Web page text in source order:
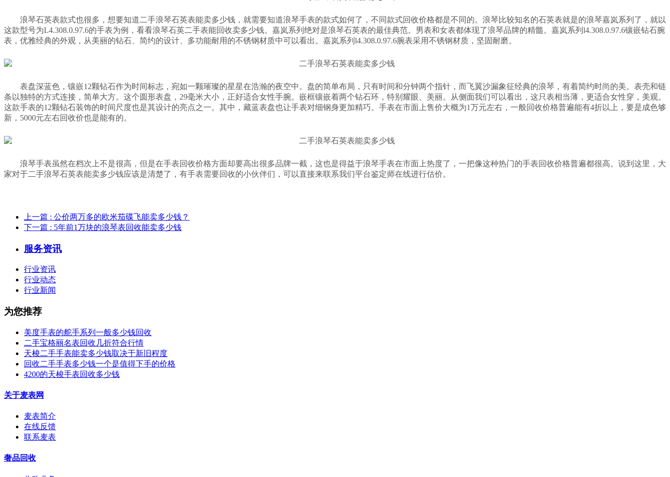
浪琴石英表款式也很多，想要知道二手浪琴石英表能卖多少钱，就需要知道浪琴手表的款式如何了，不同款式回收价格都是不同的。浪琴比较知名的石英表就是的浪琴嘉岚系列了，就以
这款型号为L4.308.0.97.6的手表为例，看看浪琴石英二手表能回收卖多少钱。嘉岚系列绝对是浪琴石英表的最佳典范。男表和女表都体现了浪琴品牌的精髓。嘉岚系列l4.308.0.97.6镶嵌钻石腕
表，优雅经典的外观，从美丽的钻石、简约的设计、多功能耐用的不锈钢材质中可以看出。嘉岚系列l4.308.0.97.6腕表采用不锈钢材质，坚固耐磨。
表盘深蓝色，镶嵌12颗钻石作为时间标志，宛如一颗璀璨的星星在浩瀚的夜空中。盘的简单布局，只有时间和分钟两个指针，而飞翼沙漏象征经典的浪琴，有着简约时尚的美。表壳和链
条以独特的方式连接，简单大方。这个圆形表盘，29毫米大小，正好适合女性手腕。嵌框镶嵌着两个钻石环，特别耀眼、美丽。从侧面我们可以看出，这只表相当薄，更适合女性穿，美观。
这款手表的12颗钻石装饰的时间尺度也是其设计的亮点之一。其中，藏蓝表盘也让手表对细钢身更加精巧。手表在市面上售价大概为1万元左右，一般回收价格普遍能有4折以上，要是成色够
新，5000元左右回收价也是能有的。
浪琴手表虽然在档次上不是很高，但是在手表回收价格方面却要高出很多品牌一截，这也是得益于浪琴手表在市面上热度了，一把像这种热门的手表回收价格普遍都很高。说到这里，大
家对于二手浪琴石英表能卖多少钱应该是清楚了，有手表需要回收的小伙伴们，可以直接来联系我们平台鉴定师在线进行估价。
上一篇 : 公价两万多的欧米茄碟飞能卖多少钱？
下一篇 : 5年前1万块的浪琴表回收能卖多少钱
服务资讯
行业资讯
行业动态
行业新闻
为您推荐
美度手表的舵手系列一般多少钱回收
二手宝格丽名表回收几折符合行情
天梭二手手表能卖多少钱取决于新旧程度
回收二手手表多少钱一个是值得下手的价格
4200的天梭手表回收多少钱
关于麦表网
麦表简介
在线反馈
联系麦表
奢品回收